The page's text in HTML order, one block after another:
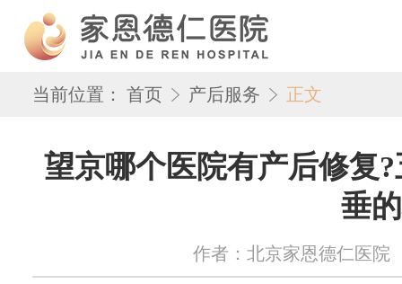
当前位置： 首页 产后服务 正文
望京哪个医院有产后修复
垂
作者：北京家恩德仁医院